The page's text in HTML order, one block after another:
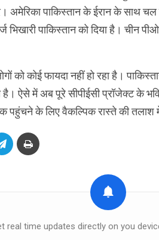
अमेरिका पाकिस्‍तान के ईरान के साथ
भिखारी पाकिस्‍तान को दिया है। चीन
को कोई फायदा नहीं हो रहा है।
है। ऐसे में अब पूरे सीपीईसी प्रॉजेक्‍ट के
पहुंचने के लिए वैकल्पिक रास्‍ते की
real time updates directly on you